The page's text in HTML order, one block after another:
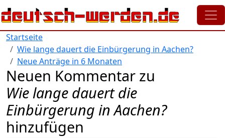
Direkt zum Inhalt
Startseite
Wie lange dauert die Einbürgerung in Aachen?
Neue Anträge in 6 Monaten
Neuen Kommentar zu
Wie lange dauert die
Einbürgerung in Aachen?
hinzufügen